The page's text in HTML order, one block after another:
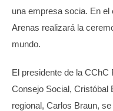
una empresa socia. En
Arenas realizará la
mundo.
El presidente de la CChC
Consejo Social, Cristóbal
regional, Carlos Braun,